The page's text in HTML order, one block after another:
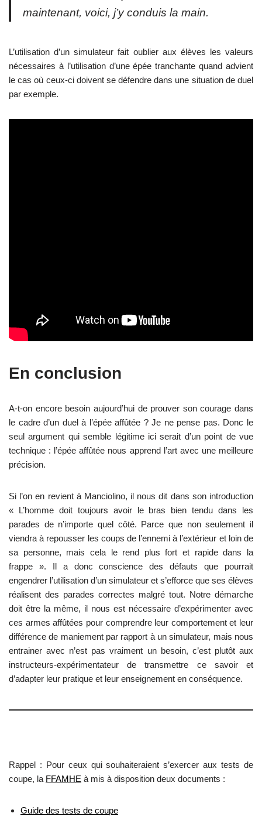
maintenant, voici, j’y conduis la main.
L’utilisation d’un simulateur fait oublier aux élèves les valeurs
nécessaires à l’utilisation d’une épée tranchante quand advient
le cas où ceux-ci doivent se défendre dans une situation de duel
par exemple.
En conclusion
A-t-on encore besoin aujourd’hui de prouver son courage dans
le cadre d’un duel à l’épée affûtée ? Je ne pense pas. Donc le
seul argument qui semble légitime ici serait d’un point de vue
technique : l’épée affûtée nous apprend l’art avec une meilleure
précision.
Si l’on en revient à Manciolino, il nous dit dans son introduction
« L’homme doit toujours avoir le bras bien tendu dans les
parades de n’importe quel côté. Parce que non seulement il
viendra à repousser les coups de l’ennemi à l’extérieur et loin de
sa personne, mais cela le rend plus fort et rapide dans la
frappe ». Il a donc conscience des défauts que pourrait
engendrer l’utilisation d’un simulateur et s’efforce que ses élèves
réalisent des parades correctes malgré tout. Notre démarche
doit être la même, il nous est nécessaire d’expérimenter avec
ces armes affûtées pour comprendre leur comportement et leur
différence de maniement par rapport à un simulateur, mais nous
entrainer avec n’est pas vraiment un besoin, c’est plutôt aux
instructeurs-expérimentateur de transmettre ce savoir et
d’adapter leur pratique et leur enseignement en conséquence.
Rappel : Pour ceux qui souhaiteraient s’exercer aux tests de
coupe, la FFAMHE à mis à disposition deux documents :
Guide des tests de coupe